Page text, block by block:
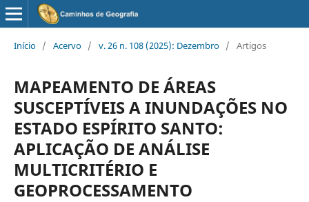
Início / Acervo / v. 26 n. 108 (2025): Dezembro / Artigos
MAPEAMENTO DE ÁREAS
SUSCEPTÍVEIS A INUNDAÇÕES NO
ESTADO ESPÍRITO SANTO:
APLICAÇÃO DE ANÁLISE
MULTICRITÉRIO E
GEOPROCESSAMENTO